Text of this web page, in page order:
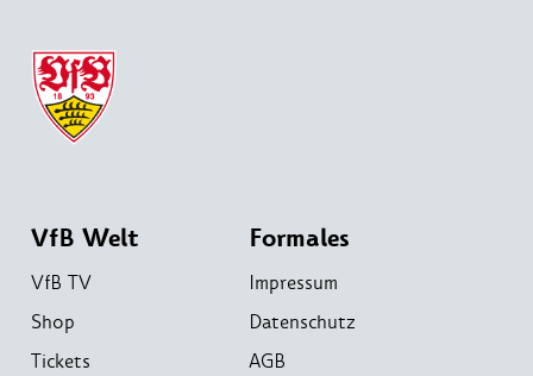
VfB Welt
VfB TV
Shop
Tickets
Formales
Impressum
Datenschutz
AGB